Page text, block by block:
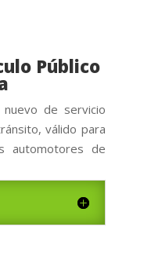
Público
de servicio
válido para
automotores de